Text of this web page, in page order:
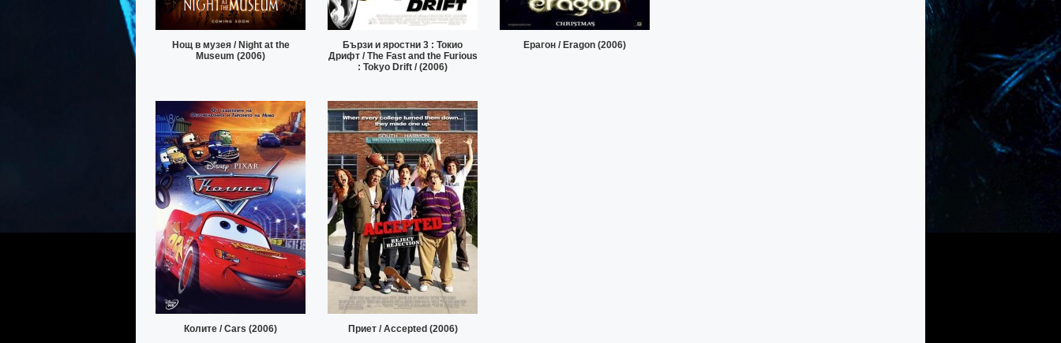
Нощ в музея / Night at the
Museum (2006)
Бързи и яростни 3 : Токио
Дрифт / The Fast and the Furious
: Tokyo Drift / (2006)
Eрагон / Eragon (2006)
Колите / Cars (2006) Приет / Accepted (2006)